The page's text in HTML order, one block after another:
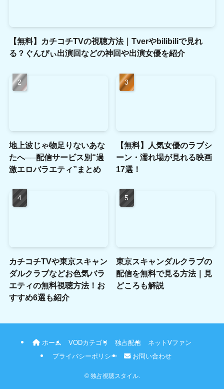
【無料】カチコチTVの視聴方法｜Tverやbilibiliで見れ
る？ぐんぴぃ出演回などの神回や出演女優を紹介
地上波じゃ物足りないあな
たへ──配信サービス別“過
激エロバラエティ”まとめ
【無料】人気女優のラブシ
ーン・濡れ場が見れる映画
17選！
カチコチTVや東京スキャン
ダルクラブなどお色気バラ
エティの無料視聴方法！お
すすめ6選も紹介
東京スキャンダルクラブの
配信を無料で見る方法｜見
どころも解説
ホーム VODカテゴリ 独占配信
ネットVファン
プライバシーポリシー
お問い合わせ
©独占視聴スタイル.